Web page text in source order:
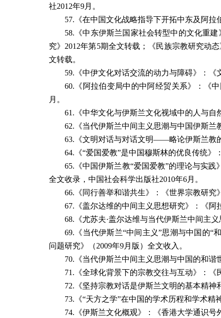
社2012年9月。
57. 《在中国文化战略指导下开拓中东及阿
58. 《中东伊斯兰国家社会转型中的文化重
究》 2012年第5期全文转载；《民族宗教研究动
文转载。
59. 《中伊文化对话交流的动力与障碍》：《
60. 《阿拉伯变局中的中阿经贸关系》：《
月。
61. 《中华文化与伊斯兰文化视域中的人与
62. 《当代伊斯兰中间主义思潮与中国伊斯
63. 《文明对话与对话文明——略论伊斯兰教
64. 《“爱国爱教”是中国穆斯林的优良传统》
65. 《中国伊斯兰教“爱国爱教”的理论与实践
全文收录，中国社会科学出版社2010年6月。
66. 《同行善举和谐共生》：《世界宗教研究
67. 《盖尔达维的中间主义思想研究》：《阿
68. 《尤苏夫·盖尔达维与当代伊斯兰中间主
69. 《当代伊斯兰“中间主义”思潮与中国的“
问题研究》（2009年9月版）全文收入。
70. 《当代伊斯兰中间主义思潮与中国的和
71. 《全球化背景下的宗教交往与互动》：
72. 《坚持宗教对话是伊斯兰文明的基本精
73. 《“天方之学”在中国的学术历程和学术精
74. 《伊斯兰文化概观》：《香港大学通识号